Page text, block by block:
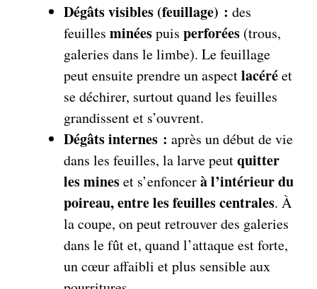
Dégâts visibles (feuillage) : des
feuilles minéespuis perforées (trous,
galeries dans le limbe). Le feuillage
peut ensuite prendre un aspectlacéréet
se déchirer, surtout quand les feuilles
grandissent et s’ouvrent.
Dégâts internes : après un début de vie
dans les feuilles, la larve peutquitter
les mineset s’enfoncerà l’intérieur du
poireau, entre les feuilles centrales. À
la coupe, on peut retrouver des galeries
dans le fût et, quand l’attaque est forte,
un cœur affaibli et plus sensible aux